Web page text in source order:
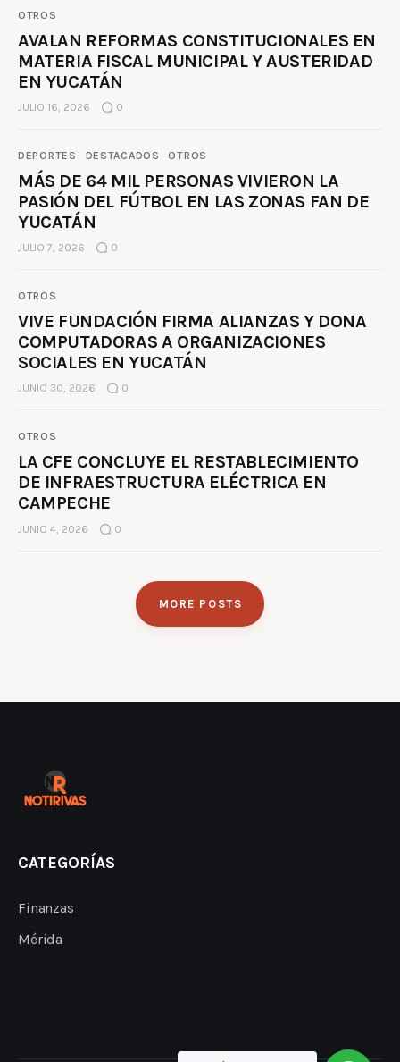
OTROS
AVALAN REFORMAS CONSTITUCIONALES EN
MATERIA FISCAL MUNICIPAL Y AUSTERIDAD
EN YUCATÁN
JULIO 16, 2026 0
DEPORTES DESTACADOS OTROS
MÁS DE 64 MIL PERSONAS VIVIERON LA
PASIÓN DEL FÚTBOL EN LAS ZONAS FAN DE
YUCATÁN
JULIO 7, 2026 0
OTROS
VIVE FUNDACIÓN FIRMA ALIANZAS Y DONA
COMPUTADORAS A ORGANIZACIONES
SOCIALES EN YUCATÁN
JUNIO 30, 2026 0
OTROS
LA CFE CONCLUYE EL RESTABLECIMIENTO
DE INFRAESTRUCTURA ELÉCTRICA EN
CAMPECHE
JUNIO 4, 2026 0
MORE POSTS
CATEGORÍAS
Finanzas
Mérida